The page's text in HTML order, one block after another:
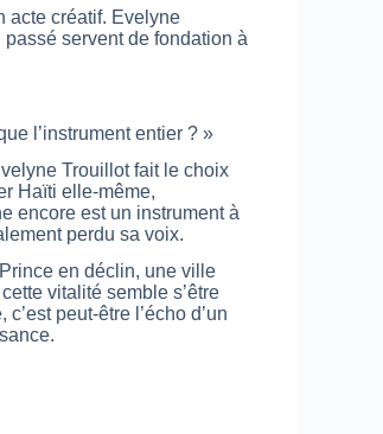
acte créatif. Evelyne
servent de fondation à
l’instrument entier ? »
Trouillot fait le choix
Haïti elle-même,
encore est un instrument à
perdu sa voix.
en déclin, une ville
vitalité semble s’être
peut-être l’écho d’un